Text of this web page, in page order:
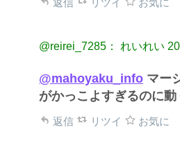
返信 リツイ お気に
@reirei_7285： れいれい
@mahoyaku_info マー
がかっこよすぎるのに
返信 リツイ お気に